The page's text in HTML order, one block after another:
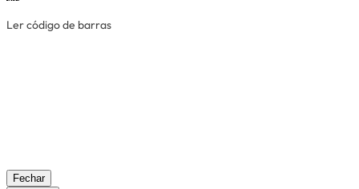
Ler código de barras
Fechar